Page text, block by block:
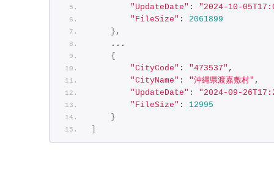
"UpdateDate" : "2024-10-
"FileSize" : 2061899
} ,
    ...
{
"CityCode" : "473537" ,
"CityName" : "沖縄県渡嘉敷村" ,
"UpdateDate" : "2024-09-
"FileSize" : 12995
}